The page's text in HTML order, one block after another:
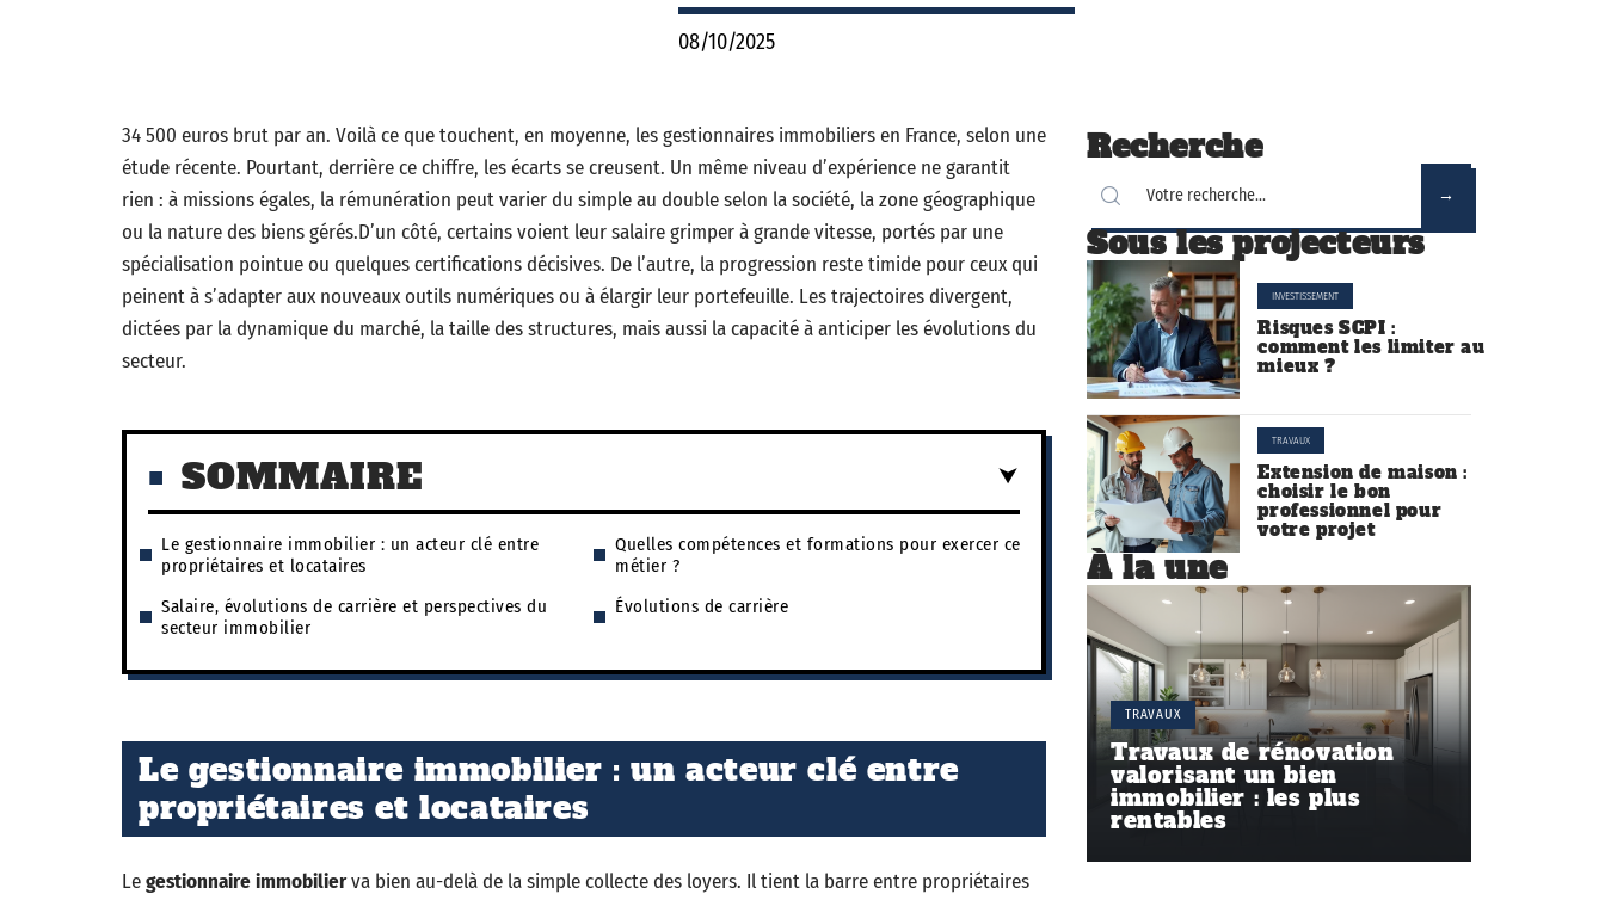
08/10/2025
34 500 euros brut par an. Voilà ce que touchent, en moyenne, les gestionnaires immobiliers en France, selon une
étude récente. Pourtant, derrière ce chiffre, les écarts se creusent. Un même niveau d’expérience ne garantit
rien : à missions égales, la rémunération peut varier du simple au double selon la société, la zone géographique
ou la nature des biens gérés.D’un côté, certains voient leur salaire grimper à grande vitesse, portés par une
spécialisation pointue ou quelques certifications décisives. De l’autre, la progression reste timide pour ceux qui
peinent à s’adapter aux nouveaux outils numériques ou à élargir leur portefeuille. Les trajectoires divergent,
dictées par la dynamique du marché, la taille des structures, mais aussi la capacité à anticiper les évolutions du
secteur.
SOMMAIRE
Le gestionnaire immobilier : un acteur clé entre
propriétaires et locataires
Quelles compétences et formations pour exercer ce
métier ?
Salaire, évolutions de carrière et perspectives du
secteur immobilier
Évolutions de carrière
Le gestionnaire immobilier : un acteur clé entre
propriétaires et locataires
Legestionnaire immobilierva bien au-delà de la simple collecte des loyers. Il tient la barre entre propriétaires
Recherche
Sous les projecteurs
INVESTISSEMENT
Risques SCPI :
comment les limiter au
mieux ?
TRAVAUX
Extension de maison :
choisir le bon
professionnel pour
votre projet
À la une
TRAVAUX
Travaux de rénovation
valorisant un bien
immobilier : les plus
rentables